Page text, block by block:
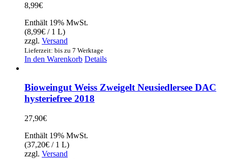
8,99€
Enthält 19% MwSt.
(8,99€ / 1 L)
zzgl. Versand
Lieferzeit: bis zu 7 Werktage
In den Warenkorb Details
Bioweingut Weiss Zweigelt Neusiedlersee DAC
hysteriefree 2018
27,90€
Enthält 19% MwSt.
(37,20€ / 1 L)
zzgl. Versand